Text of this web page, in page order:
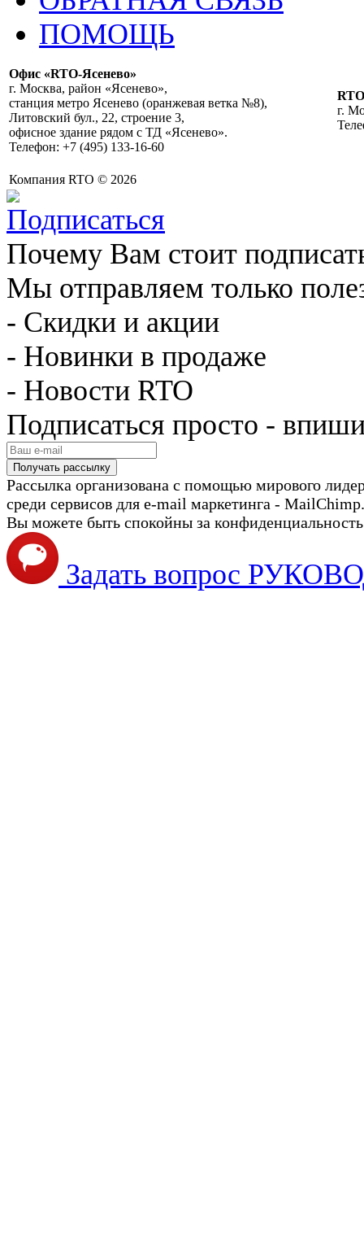
ПОМОЩЬ
Офис «RTO-Ясенево»
г. Москва, район «Ясенево»,
станция метро Ясенево (оранжевая ветка №8),
Литовский бул., 22, строение 3,
офисное здание рядом с ТД «Ясенево».
Телефон: +7 (495) 133-16-60
г.
Компания RTO © 2026
Почему Вам стоит
Мы отправляем только
- Скидки и акции
- Новинки в продаже
- Новости RTO
Подписаться просто -
Рассылка организована с помощью мирового
среди сервисов для e-mail маркетинга - MailChimp.
Вы можете быть спокойны за
Задать вопрос